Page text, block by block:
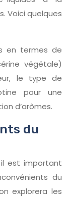
Voici quelques
en termes de
végétale)
le type de
pour une
d’arômes.
du
est important
du
explorera les